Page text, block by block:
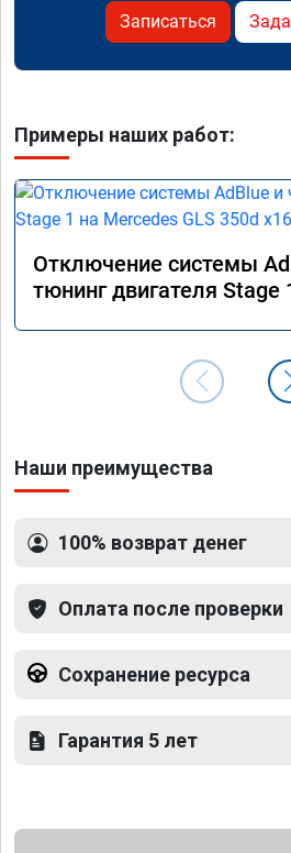
Записаться
Примеры наших работ:
Отключение системы
тюнинг двигателя Stage
Наши преимущества
100% возврат денег
Оплата после проверки
Сохранение ресурса
Гарантия 5 лет